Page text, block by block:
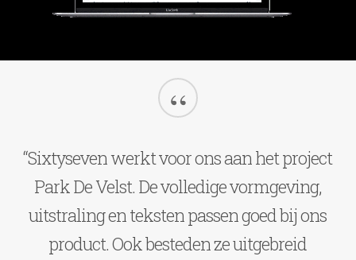
“
“Sixtyseven werkt voor ons aan het project
Park De Velst. De volledige vormgeving,
uitstraling en teksten passen goed bij ons
product. Ook besteden ze uitgebreid